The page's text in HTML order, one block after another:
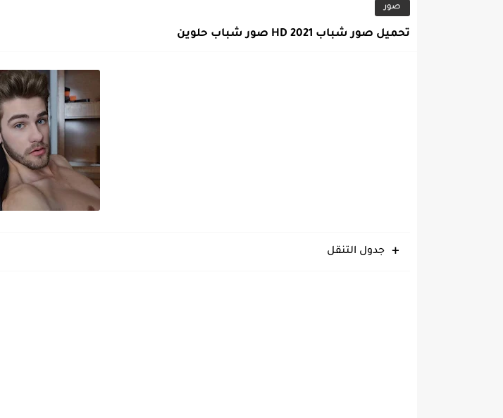
صور
تحميل صور شباب 2021 HD صور شباب حلوين
جدول التنقل